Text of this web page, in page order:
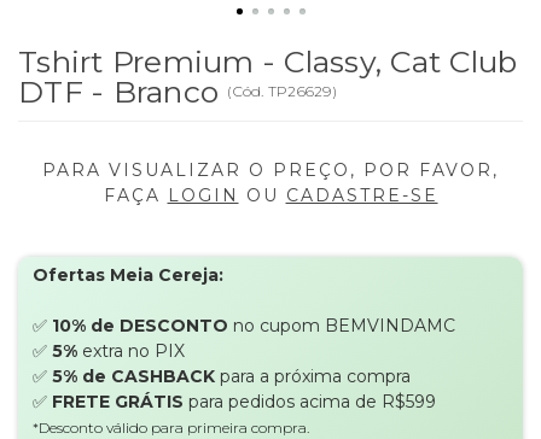
Tshirt Premium - Classy, Cat Club
DTF - Branco (Cód. TP26629)
PARA VISUALIZAR O PREÇO, POR FAVOR,
FAÇA LOGIN OU CADASTRE-SE
Ofertas Meia Cereja:
✅ 10% de DESCONTO no cupom BEMVINDAMC
✅ 5% extra no PIX
✅ 5% de CASHBACK para a próxima compra
✅ FRETE GRÁTIS para pedidos acima de R$599
*Desconto válido para primeira compra.